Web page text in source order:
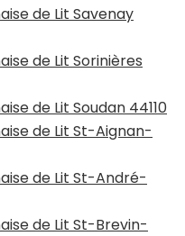
de Lit Savenay
de Lit Sorinières
de Lit Soudan 44110
de Lit St-Aignan-
de Lit St-André-
de Lit St-Brevin-